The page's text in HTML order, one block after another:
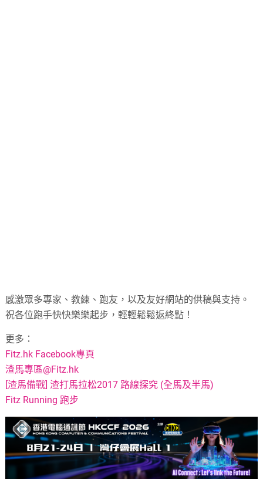
感激眾多專家、教練、跑友，以及友好網站的供稿與支持。
祝各位跑手快快樂樂起步，輕輕鬆鬆返終點！
更多：
Fitz.hk Facebook專頁
渣馬專區@Fitz.hk
[渣馬備戰] 渣打馬拉松2017 路線探究 (全馬及半馬)
Fitz Running 跑步